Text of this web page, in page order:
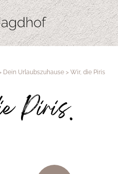
Dein Urlaubszuhause > Wir, die Piris
Piris.